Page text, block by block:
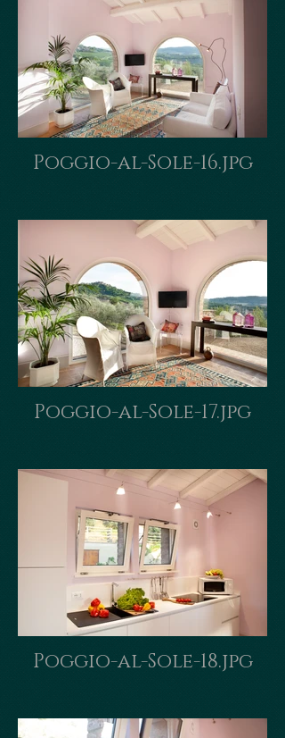
Poggio-al-Sole-16.jpg
Poggio-al-Sole-17.jpg
Poggio-al-Sole-18.jpg